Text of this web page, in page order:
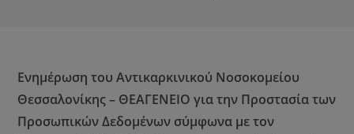
Ενημέρωση του Αντικαρκινικού Νοσοκομείου
Θεσσαλονίκης – ΘΕΑΓΕΝΕΙΟ για την Προστασία των
Προσωπικών Δεδομένων σύμφωνα με τον